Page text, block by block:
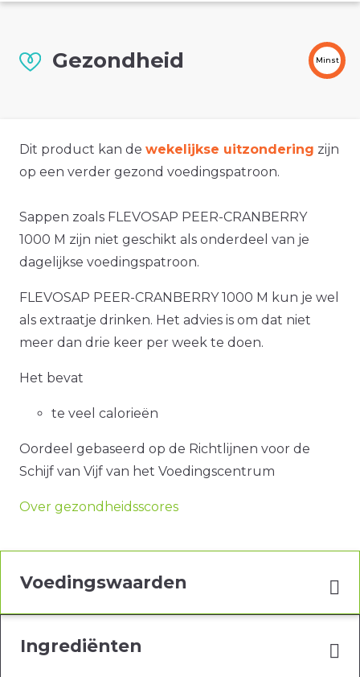
Gezondheid Minst
Dit product kan de wekelijkse uitzondering zijn
op een verder gezond voedingspatroon.
Sappen zoals FLEVOSAP PEER-CRANBERRY
1000 M zijn niet geschikt als onderdeel van je
dagelijkse voedingspatroon.
FLEVOSAP PEER-CRANBERRY 1000 M kun je wel
als extraatje drinken. Het advies is om dat niet
meer dan drie keer per week te doen.
Het bevat
te veel calorieën
Oordeel gebaseerd op de Richtlijnen voor de
Schijf van Vijf van het Voedingscentrum
Over gezondheidsscores
Voedingswaarden
Ingrediënten